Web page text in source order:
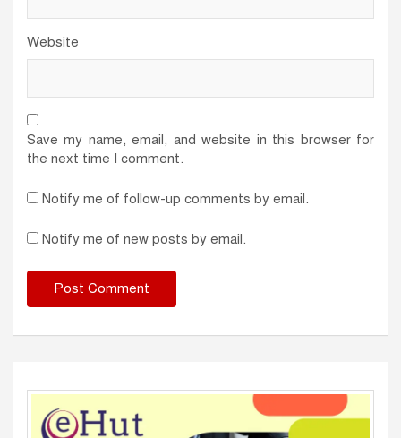
Website
Save my name, email, and website in this browser for
the next time I comment.
Notify me of follow-up comments by email.
Notify me of new posts by email.